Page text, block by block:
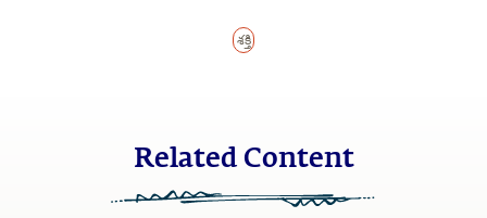
శక్తి
Related Content